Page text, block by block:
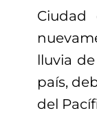
Ciudad
lluvia
país,
del